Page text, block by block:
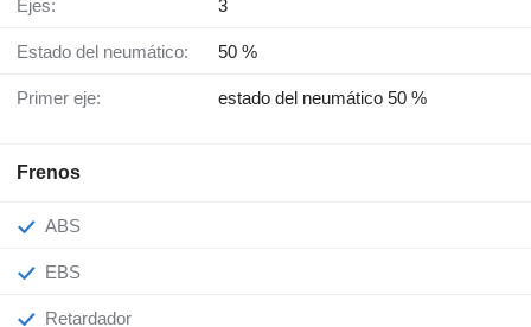
Ejes: 3
Estado del neumático: 50 %
Primer eje: estado del neumático 50 %
Frenos
ABS
EBS
Retardador